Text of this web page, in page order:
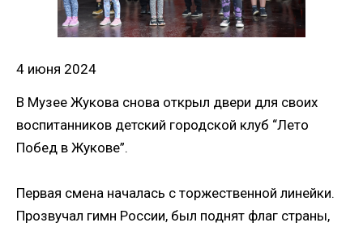
4 июня 2024
В Музее Жукова снова открыл двери для своих
воспитанников детский городской клуб “Лето
Побед в Жукове”.
Первая смена началась с торжественной линейки.
Прозвучал гимн России, был поднят флаг страны,